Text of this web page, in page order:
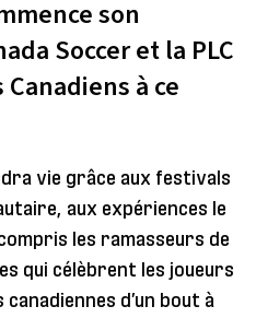
son
Soccer et la PLC
à ce
vie grâce aux festivals
aux expériences le
les ramasseurs de
qui célèbrent les joueurs
d’un bout à